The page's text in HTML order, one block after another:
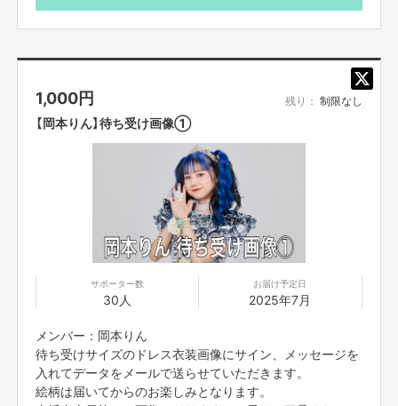
【ご支援にあたってのご注意事項】
■応募のご注意
・一度購入いただいたものは、キャンセルができません。
・迷惑メールの対策などでドメイン指定を行っている場合、
きない場合がございます。「@yoshimoto.co.jp」を受信設定してください。
・応募者は、自ら及び自らが代表となって応募した参加者全てが、
勢力（暴力団、暴力団員、暴力団準構成員、暴力団関係企業、総会屋等、社
特殊知能暴力集団及びこれらに準ずる団体、
れらの構成員等を指します。以下、同様とします。）に該当せず、また、
れら反社会的勢力との間で社会的に非難されるべき関係を有して
を保証します。
プロジェクト実施前及び実施中に上記に反する事態が発生した場合
でもプロジェクトの実行を中止することができ、プランナーは一切の責任を
・二次利用の目的や、有料イベントやPR目的での配信イベント・
は基本的に全てNGとします。
・参加する権利の転売や譲渡は禁止とさせていただきます。
のみが参加できます。
1,000円 残り： 制限なし
【岡本りん】待ち受け画像①
サポーター数
30人
お届け予定日
2025年7月
メンバー：岡本りん
待ち受けサイズのドレス衣装画像にサイン、メッセージを
入れてデータをメールで送らせていただきます。
絵柄は届いてからのお楽しみとなります。